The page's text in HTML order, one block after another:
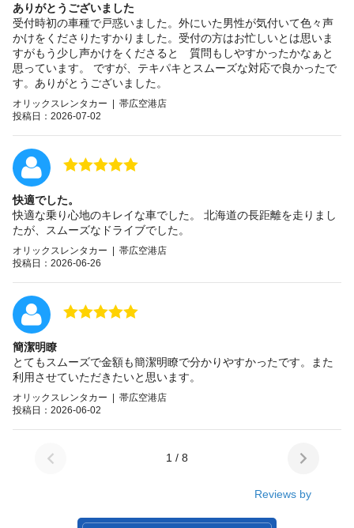
ありがとうございました
受付時初の車種で戸惑いました。外にいた男性が気付いて色々声
かけをくださりたすかりました。受付の方はお忙しいとは思いま
すがもう少し声かけをくださると 質問もしやすかったかなぁと
思っています。 ですが、テキパキとスムーズな対応で良かったで
す。ありがとうございました。
オリックスレンタカー | 帯広空港店
投稿日：2026-07-02
快適でした。
快適な乗り心地のキレイな車でした。 北海道の長距離を走りまし
たが、スムーズなドライブでした。
オリックスレンタカー | 帯広空港店
投稿日：2026-06-26
簡潔明瞭
とてもスムーズで金額も簡潔明瞭で分かりやすかったです。また
利用させていただきたいと思います。
オリックスレンタカー | 帯広空港店
投稿日：2026-06-02
1 / 8
Reviews by